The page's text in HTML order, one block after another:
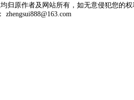
归原作者及网站所有，如无意侵犯您的
zhengsui888@163.com